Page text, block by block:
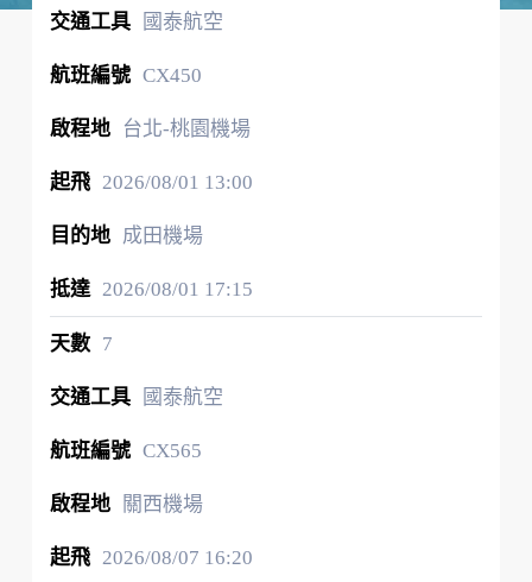
國泰航空
CX450
台北-桃園機場
2026/08/01 13:00
成田機場
2026/08/01 17:15
7
國泰航空
CX565
關西機場
2026/08/07 16:20